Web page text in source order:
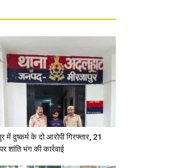
Paper
में दुष्कर्म के दो आरोपी गिरफ्तार, 21
शांति भंग की कार्रवाई